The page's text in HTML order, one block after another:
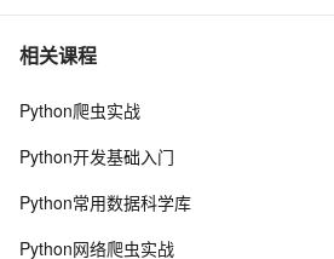
7 快速看懂爬虫风险管理防护总览
8 python爬虫之Appium 的使用
10Python爬虫面试：requests、
相关课程
Python爬虫实战
Python开发基础入门
Python常用数据科学库
Python网络爬虫实战